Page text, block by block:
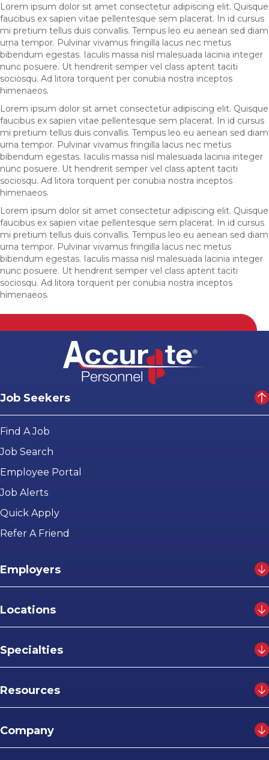
Lorem ipsum dolor sit amet consectetur adipiscing elit. Quisque
faucibus ex sapien vitae pellentesque sem placerat. In id cursus
mi pretium tellus duis convallis. Tempus leo eu aenean sed diam
urna tempor. Pulvinar vivamus fringilla lacus nec metus
bibendum egestas. Iaculis massa nisl malesuada lacinia integer
nunc posuere. Ut hendrerit semper vel class aptent taciti
sociosqu. Ad litora torquent per conubia nostra inceptos
himenaeos.
Lorem ipsum dolor sit amet consectetur adipiscing elit. Quisque
faucibus ex sapien vitae pellentesque sem placerat. In id cursus
mi pretium tellus duis convallis. Tempus leo eu aenean sed diam
urna tempor. Pulvinar vivamus fringilla lacus nec metus
bibendum egestas. Iaculis massa nisl malesuada lacinia integer
nunc posuere. Ut hendrerit semper vel class aptent taciti
sociosqu. Ad litora torquent per conubia nostra inceptos
himenaeos.
Lorem ipsum dolor sit amet consectetur adipiscing elit. Quisque
faucibus ex sapien vitae pellentesque sem placerat. In id cursus
mi pretium tellus duis convallis. Tempus leo eu aenean sed diam
urna tempor. Pulvinar vivamus fringilla lacus nec metus
bibendum egestas. Iaculis massa nisl malesuada lacinia integer
nunc posuere. Ut hendrerit semper vel class aptent taciti
sociosqu. Ad litora torquent per conubia nostra inceptos
himenaeos.
Job Seekers
Find A Job
Job Search
Employee Portal
Job Alerts
Quick Apply
Refer A Friend
Employers
Locations
Specialties
Resources
Company